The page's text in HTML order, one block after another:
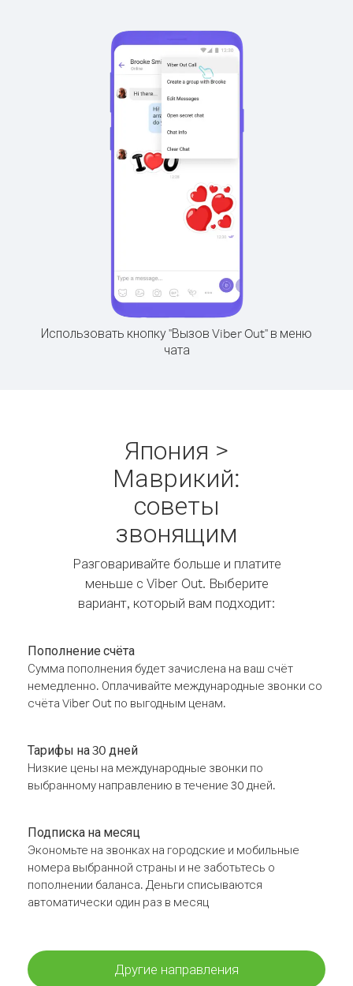
Использовать кнопку "Вызов Viber Out" в меню
чата
Япония >
Маврикий:
советы
звонящим
Разговаривайте больше и платите
меньше с Viber Out. Выберите
вариант, который вам подходит:
Пополнение счёта
Сумма пополнения будет зачислена на ваш счёт
немедленно. Оплачивайте международные звонки со
счёта Viber Out по выгодным ценам.
Тарифы на 30 дней
Низкие цены на международные звонки по
выбранному направлению в течение 30 дней.
Подписка на месяц
Экономьте на звонках на городские и мобильные
номера выбранной страны и не заботьтесь о
пополнении баланса. Деньги списываются
автоматически один раз в месяц
Другие направления